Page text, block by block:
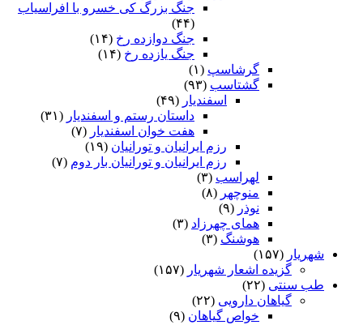
جنگ بزرگ کی خسرو با افراسیاب
(۴۴)
جنگ دوازده رخ (۱۴)
جنگ یازده رخ (۱۴)
گرشاسپ (۱)
گشتاسب (۹۳)
اسفندیار (۴۹)
داستان رستم و اسفندیار (۳۱)
هفت خوان اسفندیار (۷)
رزم ایرانیان و تورانیان (۱۹)
رزم ایرانیان و تورانیان بار دوم (۷)
لهراسب (۳)
منوچهر (۸)
نوذر (۹)
هماى چهرزاد (۳)
هوشنگ (۳)
شهریار (۱۵۷)
گزیده اشعار شهریار (۱۵۷)
طب سنتی (۲۲)
گیاهان دارویی (۲۲)
خواص گیاهان (۹)